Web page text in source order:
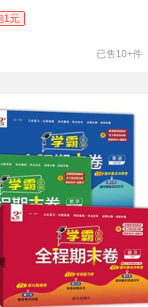
1元
已售10+件